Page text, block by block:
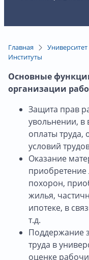
Главная Университет
Институты
Основные
организации
Защита прав
увольнении,
оплаты труда,
условий
Оказание
приобретение
похорон,
жилья,
ипотеке, в
т.д.
Поддержание
труда в
оценке